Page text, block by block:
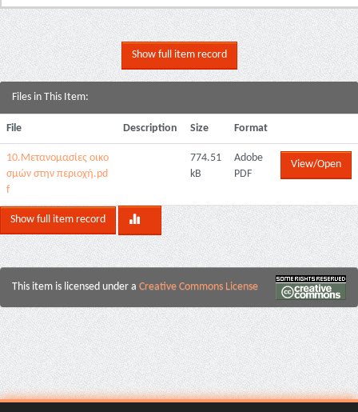
Show full item record
Files in This Item:
File Description Size Format
10.Μετανομασίες οικο
σμών στην περιοχή.pd
f
774.51
kB
Adobe
PDF
View/Open
Show full item record
This item is licensed under a Creative Commons License